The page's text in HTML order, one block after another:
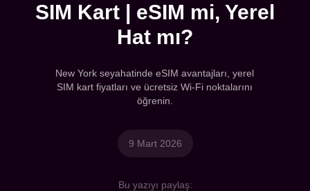
SIM Kart | eSIM mi, Yerel
Hat mı?
New York seyahatinde eSIM avantajları, yerel
SIM kart fiyatları ve ücretsiz Wi-Fi noktalarını
öğrenin.
9 Mart 2026
Bu yazıyı paylaş: